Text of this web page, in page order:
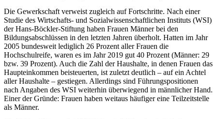
Die Gewerkschaft verweist zugleich auf Fortschritte. Nach einer
Studie des Wirtschafts- und Sozialwissenschaftlichen Instituts (WSI)
der Hans-Böckler-Stiftung haben Frauen Männer bei den
Bildungsabschlüssen in den letzten Jahren überholt. Hatten im Jahr
2005 bundesweit lediglich 26 Prozent aller Frauen die
Hochschulreife, waren es im Jahr 2019 gut 40 Prozent (Männer: 29
bzw. 39 Prozent). Auch die Zahl der Haushalte, in denen Frauen das
Haupteinkommen beisteuerten, ist zuletzt deutlich – auf ein Achtel
aller Haushalte – gestiegen. Allerdings sind Führungspositionen
nach Angaben des WSI weiterhin überwiegend in männlicher Hand.
Einer der Gründe: Frauen haben weitaus häufiger eine Teilzeitstelle
als Männer.